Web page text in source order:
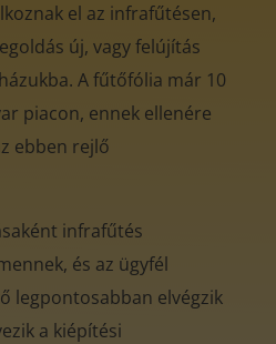
el az infrafűtésen,
új, vagy felújítás
A fűtőfólia már 10
piacon, ennek ellenére
ebben rejlő
infrafűtés
és az ügyfél
legpontosabban elvégzik
a kiépítési